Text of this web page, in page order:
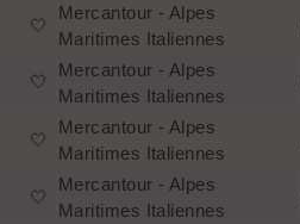
🤍
Mercantour - Alpes
Maritimes Italiennes
🤍
Mercantour - Alpes
Maritimes Italiennes
🤍
Mercantour - Alpes
Maritimes Italiennes
🤍
Mercantour - Alpes
Maritimes Italiennes